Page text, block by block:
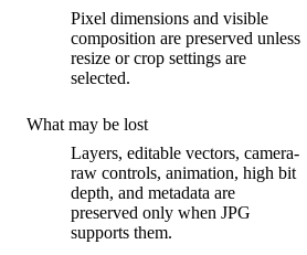
Pixel dimensions and visible
composition are preserved unless
resize or crop settings are
selected.
What may be lost
Layers, editable vectors, camera-
raw controls, animation, high bit
depth, and metadata are
preserved only when JPG
supports them.